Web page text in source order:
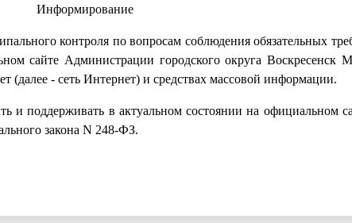
Информирование
контроля по вопросам соблюдения обязательных
сайте Администрации городского округа Воскресенск
- сеть Интернет) и средствах массовой информации.
и поддерживать в актуальном состоянии на официальном
закона N 248-ФЗ.